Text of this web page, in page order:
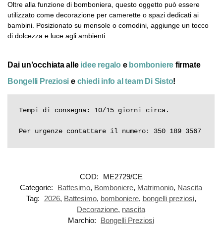
Oltre alla funzione di bomboniera, questo oggetto può essere
utilizzato come decorazione per camerette o spazi dedicati ai
bambini. Posizionato su mensole o comodini, aggiunge un tocco
di dolcezza e luce agli ambienti.
Dai un’occhiata alle idee regaloe bomboniere firmate
Bongelli Preziosi e chiedi info al team Di Sisto!
Tempi di consegna: 10/15 giorni circa.
Per urgenze contattare il numero: 350 189 3567
COD:
ME2729/CE
Categorie:
Battesimo, Bomboniere, Matrimonio, Nascita
Tag:
2026, Battesimo, bomboniere, bongelli preziosi,
Decorazione, nascita
Marchio:
Bongelli Preziosi